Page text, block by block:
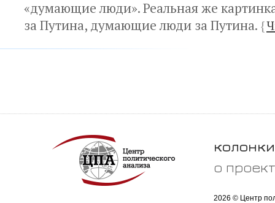
«думающие люди». Реальная же
за Путина, думающие люди за Путина. {
колонки
о
2026 © Центр